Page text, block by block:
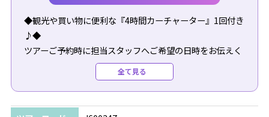
◆観光や買い物に便利な『4時間カーチャーター』1回付き
♪◆
ツアーご予約時に担当スタッフへご希望の日時をお伝えく
※カーチャーターは1組につき1台となります（英語ドライ
バー）
※追加代金10,000円で日本語ガイドが付けられます。
全て見る